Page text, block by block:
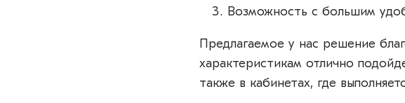
Возможность с большим
Предлагаемое у нас решение
характеристикам отлично
также в кабинетах, где